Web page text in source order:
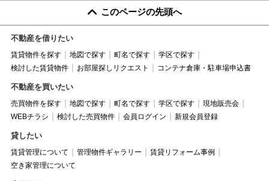
このページの先頭へ
不動産を借りたい
賃貸物件を探す 地図で探す 町名で探す
学区で探す
検討した賃貸物件
お部屋探しリクエスト コンテナ倉庫・駐車場申込書
不動産を買いたい
売買物件を探す 地図で探す 町名で探す 学区で探す
現地販売会
WEBチラシ
検討した売買物件 会員ログイン 新規会員登録
貸したい
賃貸管理について 管理物件ギャラリー
賃貸リフォーム事例
空き家管理について